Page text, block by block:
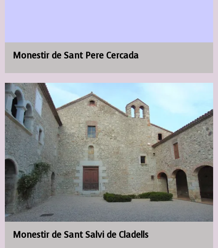
Monestir de Sant Pere Cercada
Monestir de Sant Salvi de Cladells